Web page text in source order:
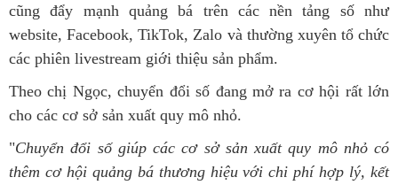
cũng đẩy mạnh quảng bá trên các nền tảng số như
website, Facebook, TikTok, Zalo và thường xuyên tổ chức
các phiên livestream giới thiệu sản phẩm.
Theo chị Ngọc, chuyển đổi số đang mở ra cơ hội rất lớn
cho các cơ sở sản xuất quy mô nhỏ.
"Chuyển đổi số giúp các cơ sở sản xuất quy mô nhỏ có
thêm cơ hội quảng bá thương hiệu với chi phí hợp lý, kết